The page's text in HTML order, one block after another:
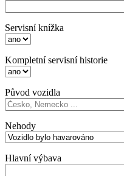
Servisní knížka
Kompletní servisní historie
Původ vozidla
Nehody
Hlavní výbava